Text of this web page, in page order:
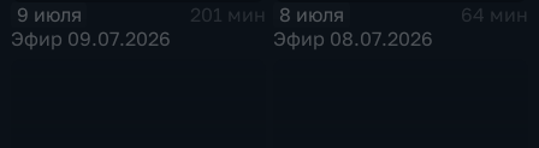
9 июля
201 мин
Эфир 09.07.2026
8 июля
64 мин
Эфир 08.07.2026